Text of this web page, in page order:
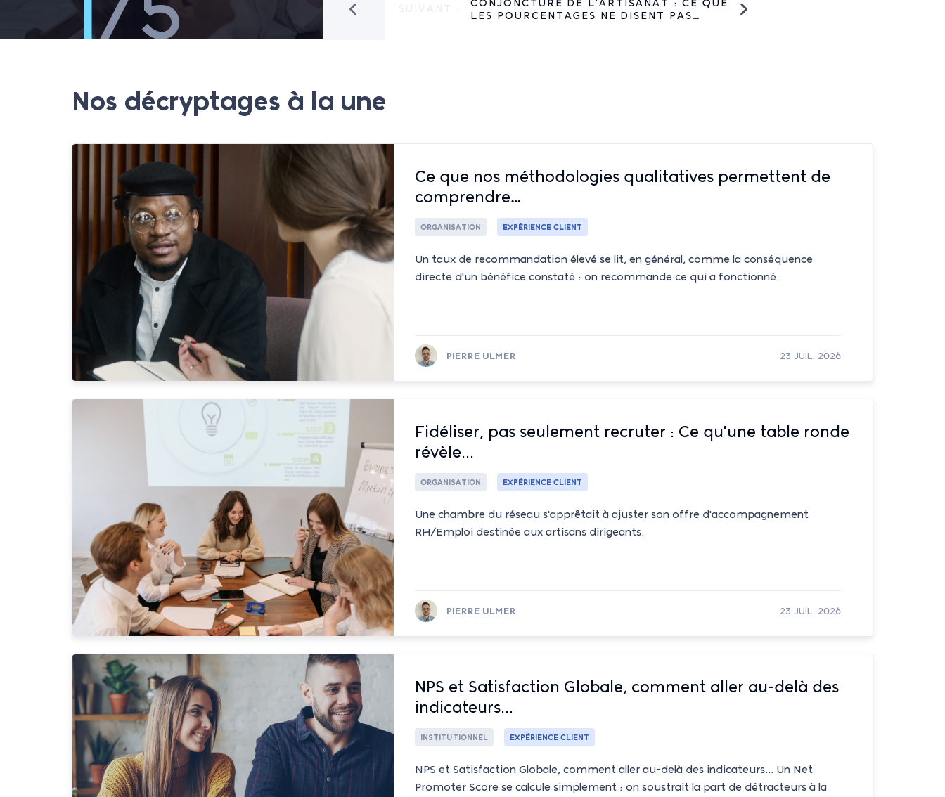
FIDÉLISER, PAS SEULEMENT RECRUTER :
CE QU'UNE TABLE RONDE RÉVÈLE...
CONJONCTURE DE L'ARTISANAT : CE QUE
LES POURCENTAGES NE DISENT PAS…
Nos décryptages à la une
Ce que nos méthodologies qualitatives permettent de
comprendre…
ORGANISATION EXPÉRIENCE CLIENT
Un taux de recommandation élevé se lit, en général, comme la conséquence
directe d'un bénéfice constaté : on recommande ce qui a fonctionné.
PIERRE ULMER 23 JUIL. 2026
Fidéliser, pas seulement recruter : Ce qu'une table ronde
révèle...
ORGANISATION EXPÉRIENCE CLIENT
Une chambre du réseau s'apprêtait à ajuster son offre d'accompagnement
RH/Emploi destinée aux artisans dirigeants.
PIERRE ULMER 23 JUIL. 2026
NPS et Satisfaction Globale, comment aller au-delà des
indicateurs...
INSTITUTIONNEL EXPÉRIENCE CLIENT
NPS et Satisfaction Globale, comment aller au-delà des indicateurs... Un Net
Promoter Score se calcule simplement : on soustrait la part de détracteurs à la